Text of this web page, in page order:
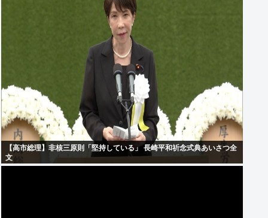
【高市総理】非核三原則「堅持している」 長崎平和祈念式典あいさつ全
文